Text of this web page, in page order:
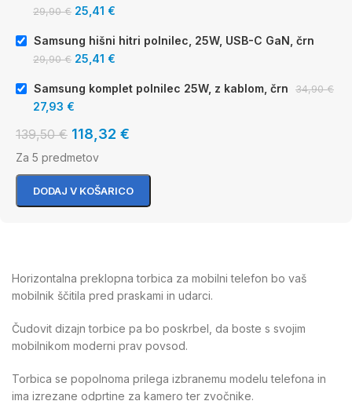
29,90€ 25,41 €
Samsung hišni hitri polnilec, 25W, USB-C GaN, črn
29,90€ 25,41 €
Samsung komplet polnilec 25W, z kablom, črn 34,90€
27,93 €
139,50€ 118,32 €
Za 5 predmetov
DODAJ V KOŠARICO
Horizontalna preklopna torbica za mobilni telefon bo vaš
mobilnik ščitila pred praskami in udarci.
Čudovit dizajn torbice pa bo poskrbel, da boste s svojim
mobilnikom moderni prav povsod.
Torbica se popolnoma prilega izbranemu modelu telefona in
ima izrezane odprtine za kamero ter zvočnike.